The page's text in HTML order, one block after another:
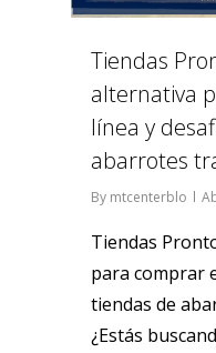
Tiendas
alternativa
línea y
abarrotes
By mtcenterblo
Tiendas
para comprar
tiendas de
¿Estás